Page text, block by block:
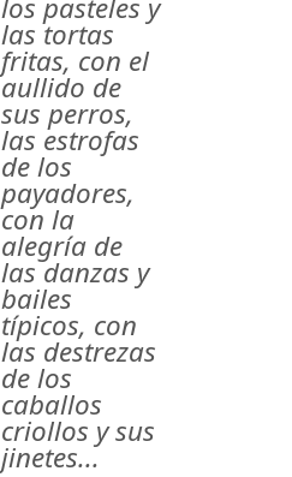
los pasteles y
las tortas
fritas, con el
aullido de
sus perros,
las estrofas
de los
payadores,
con la
alegría de
las danzas y
bailes
típicos, con
las destrezas
de los
caballos
criollos y sus
jinetes...